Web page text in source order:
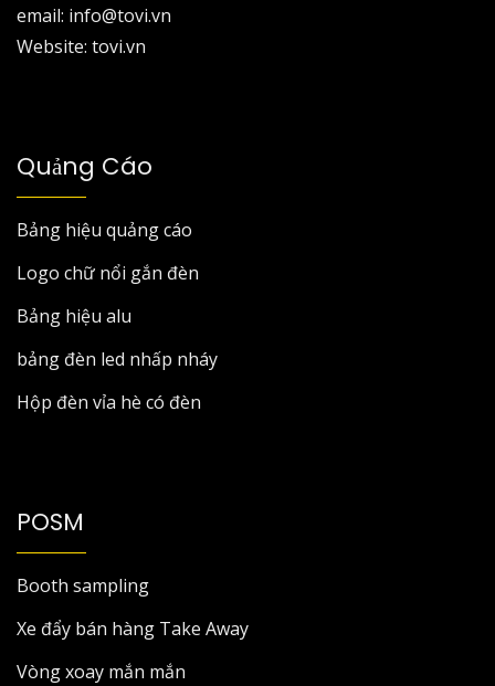
email: info@tovi.vn
Website: tovi.vn
Quảng Cáo
Bảng hiệu quảng cáo
Logo chữ nổi gắn đèn
Bảng hiệu alu
bảng đèn led nhấp nháy
Hộp đèn vỉa hè có đèn
POSM
Booth sampling
Xe đẩy bán hàng Take Away
Vòng xoay mắn mắn